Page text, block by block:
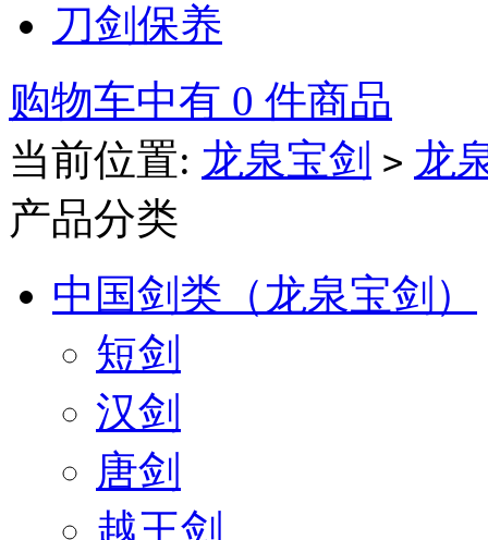
刀剑保养
购物车中有 0 件商品
当前位置: 龙泉宝剑 > 龙
产品分类
中国剑类（龙泉宝剑）
短剑
汉剑
唐剑
越王剑